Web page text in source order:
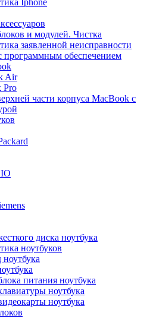
Iphone
и модулей. Чистка
заявленной неисправности
программным обеспечением
Air
Pro
части корпуса MacBook с
диска ноутбука
ноутбуков
питания ноутбука
ноутбука
ноутбука